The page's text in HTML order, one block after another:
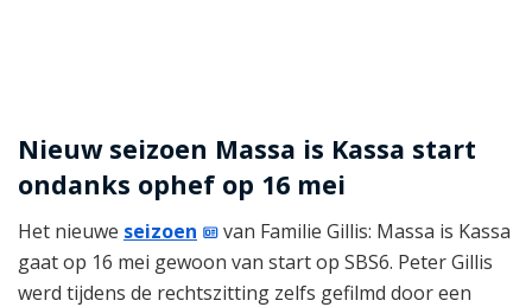
Nieuw seizoen Massa is Kassa start
ondanks ophef op 16 mei
Het nieuwe seizoen
van Familie Gillis: Massa is Kassa
gaat op 16 mei gewoon van start op SBS6. Peter Gillis
werd tijdens de rechtszitting zelfs gefilmd door een